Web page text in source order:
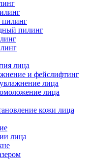
пилинг
лица
и фейслифтинг
лица
лица
кожи лица
лица